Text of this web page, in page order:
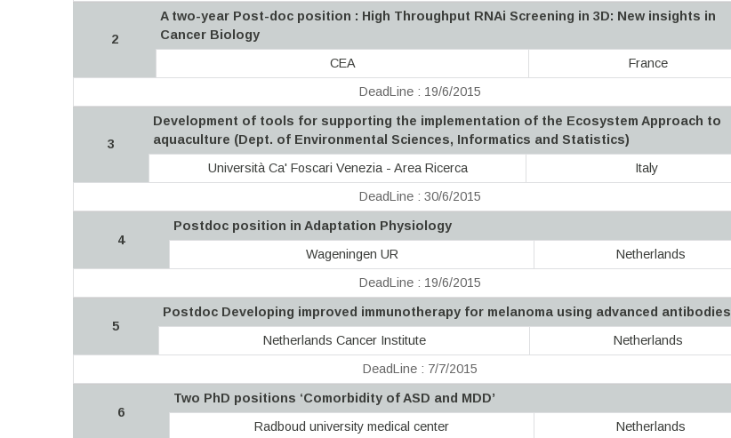
2
A two-year Post-doc position : High Throughput RNAi Screening in 3D: New insights in
Cancer Biology
CEA
France
DeadLine : 19/6/2015
3
Development of tools for supporting the implementation of the Ecosystem Approach to
aquaculture (Dept. of Environmental Sciences, Informatics and Statistics)
Università Ca' Foscari Venezia - Area Ricerca
Italy
DeadLine : 30/6/2015
4
Postdoc position in Adaptation Physiology
Wageningen UR
Netherlands
DeadLine : 19/6/2015
5
Postdoc Developing improved immunotherapy for melanoma using advanced antibodies
Netherlands Cancer Institute
Netherlands
DeadLine : 7/7/2015
6
Two PhD positions ‘Comorbidity of ASD and MDD’
Radboud university medical center
Netherlands